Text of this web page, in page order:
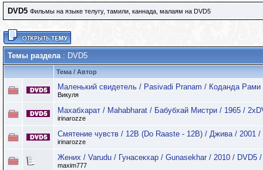
DVD5 Фильмы на языке телугу, тамили, каннада, малаям на DVD5
Темы раздела: DVD5
Тема / Автор
Маленький свидетель / Pasivadi Pranam / Коданда
Викуля
Махабхарат / Mahabharat / Бабубхай Мистри / 1965 /
irinarozze
Смятение чувств / 12B (Do Raaste - 12B) / Джива / 2001 /
irinarozze
Жених / Varudu / Гунасекхар / Gunasekhar / 2010 / DVD5
maxim777